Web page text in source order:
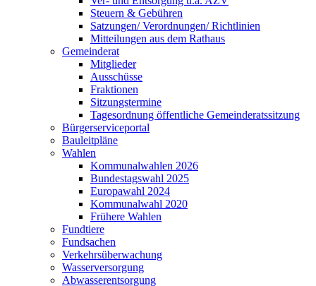
Steuern & Gebühren
Satzungen/ Verordnungen/ Richtlinien
Mitteilungen aus dem Rathaus
Gemeinderat
Mitglieder
Ausschüsse
Fraktionen
Sitzungstermine
Tagesordnung öffentliche Gemeinderatssitzung
Bürgerserviceportal
Bauleitpläne
Wahlen
Kommunalwahlen 2026
Bundestagswahl 2025
Europawahl 2024
Kommunalwahl 2020
Frühere Wahlen
Fundtiere
Fundsachen
Verkehrsüberwachung
Wasserversorgung
Abwasserentsorgung